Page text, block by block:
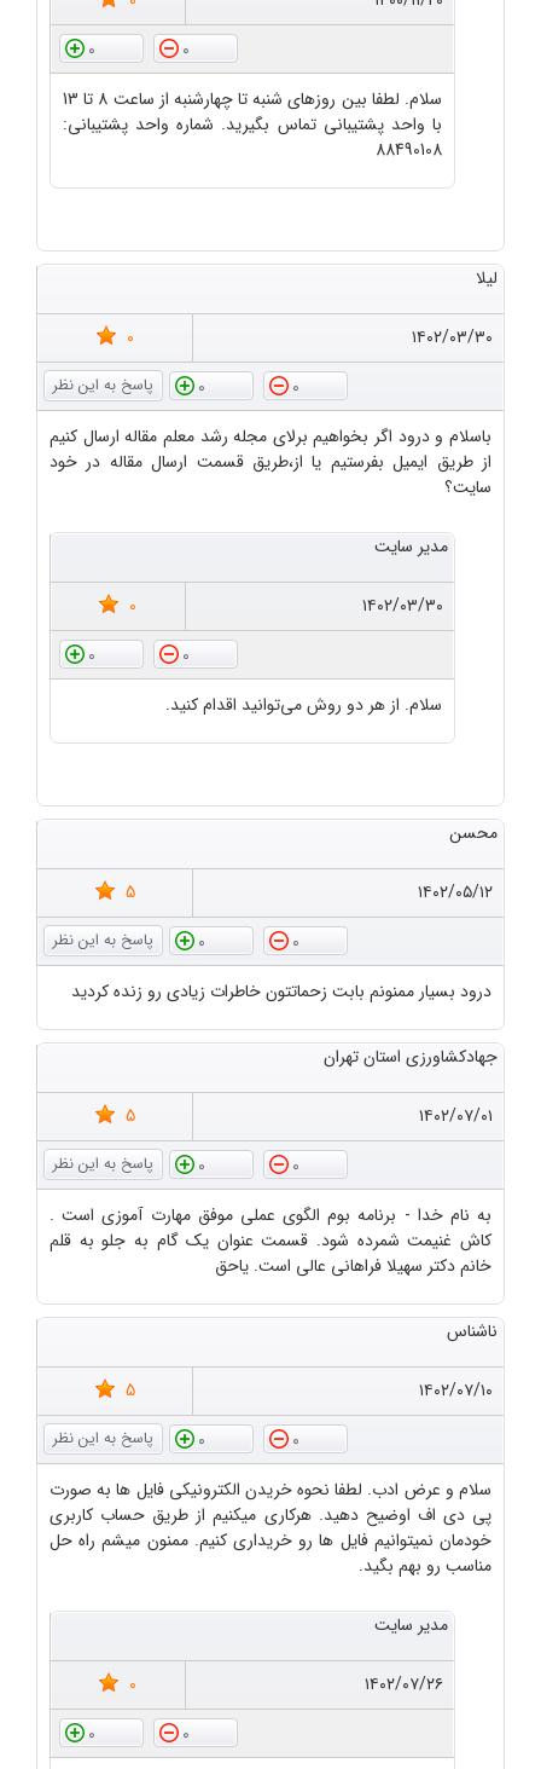
0
0
سلام. لطفا بین روزهای شنبه تا چهارشنبه از ساعت 8 تا 13
با واحد پشتیبانی تماس بگیرید. شماره واحد پشتیبانی:
88490108
لیلا
۱۴۰۲/۰۳/۳۰
0
0
0
باسلام و درود اگر بخواهیم برلای مجله رشد معلم مقاله ارسال کنیم
از طریق ایمیل بفرستیم یا از،طریق قسمت ارسال مقاله در خود
سایت؟
مدیر سایت
۱۴۰۲/۰۳/۳۰
0
0
0
سلام. از هر دو روش می‌توانید اقدام کنید.
محسن
۱۴۰۲/۰۵/۱۲
5
0
0
درود بسیار ممنونم بابت زحماتتون خاطرات زیادی رو زنده کردید
جهادکشاورزی استان تهران
۱۴۰۲/۰۷/۰۱
5
0
0
به نام خدا - برنامه بوم الگوی عملی موفق مهارت آموزی است .
کاش غنیمت شمرده شود. قسمت عنوان یک گام به جلو به قلم
خانم دکتر سهیلا فراهانی عالی است. یاحق
ناشناس
۱۴۰۲/۰۷/۱۰
5
0
0
سلام و عرض ادب. لطفا نحوه خریدن الکترونیکی فایل ها به صورت
پی دی اف اوضیح دهید. هرکاری میکنیم از طریق حساب کاربری
خودمان نمیتوانیم فایل ها رو خریداری کنیم. ممنون میشم راه حل
مناسب رو بهم بگید.
مدیر سایت
۱۴۰۲/۰۷/۲۶
0
0
0